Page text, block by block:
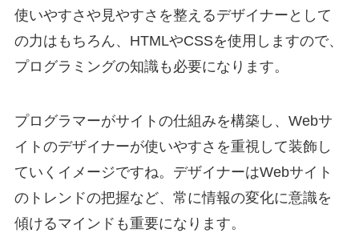
使いやすさや見やすさを整えるデザイナーとして
の力はもちろん、HTMLやCSSを使用しますので、
プログラミングの知識も必要になります。
プログラマーがサイトの仕組みを構築し、Webサ
イトのデザイナーが使いやすさを重視して装飾し
ていくイメージですね。デザイナーはWebサイト
のトレンドの把握など、常に情報の変化に意識を
傾けるマインドも重要になります。